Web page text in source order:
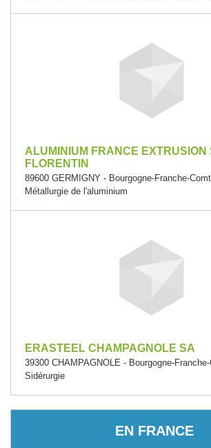
ALUMINIUM FRANCE EXTRUSION
FLORENTIN
89600 GERMIGNY - Bourgogne-Franche-
Métallurgie de l'aluminium
ERASTEEL CHAMPAGNOLE SA
39300 CHAMPAGNOLE - Bourgogne-
Sidérurgie
EN FRANCE